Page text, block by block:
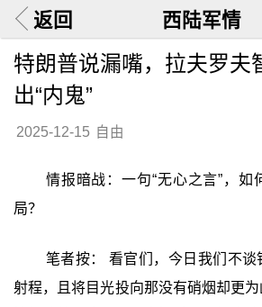
返回 西陆军情
特朗普说漏嘴，拉夫罗夫
出“内鬼”
2025-12-15 自由
情报暗战：一句“无心之言”，如
局？
笔者按： 看官们，今日我们不
射程，且将目光投向那没有硝烟却更